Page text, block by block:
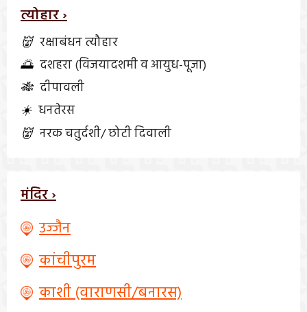
त्योहार ›
👹 रक्षाबंधन त्यौहार
🌅 दशहरा (विजयादशमी व आयुध-पूजा)
🎋 दीपावली
☀️ धनतेरस
👹 नरक चतुर्दशी/ छोटी दिवाली
मंदिर ›
उज्जैन
कांचीपुरम
काशी (वाराणसी/बनारस)